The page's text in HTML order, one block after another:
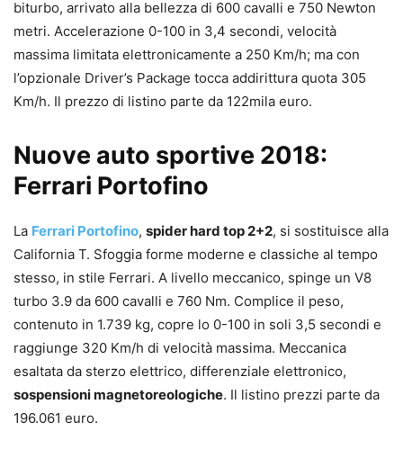
biturbo, arrivato alla bellezza di 600 cavalli e 750 Newton
metri. Accelerazione 0-100 in 3,4 secondi, velocità
massima limitata elettronicamente a 250 Km/h; ma con
l’opzionale Driver’s Package tocca addirittura quota 305
Km/h. Il prezzo di listino parte da 122mila euro.
Nuove auto sportive 2018:
Ferrari Portofino
La Ferrari Portofino, spider hard top 2+2, si sostituisce alla
California T. Sfoggia forme moderne e classiche al tempo
stesso, in stile Ferrari. A livello meccanico, spinge un V8
turbo 3.9 da 600 cavalli e 760 Nm. Complice il peso,
contenuto in 1.739 kg, copre lo 0-100 in soli 3,5 secondi e
raggiunge 320 Km/h di velocità massima. Meccanica
esaltata da sterzo elettrico, differenziale elettronico,
sospensioni magnetoreologiche. Il listino prezzi parte da
196.061 euro.